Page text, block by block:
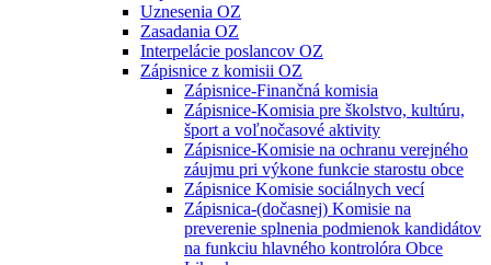
Uznesenia OZ
Zasadania OZ
Interpelácie poslancov OZ
Zápisnice z komisii OZ
Zápisnice-Finančná komisia
Zápisnice-Komisia pre školstvo, kultúru,
šport a voľnočasové aktivity
Zápisnice-Komisie na ochranu verejného
záujmu pri výkone funkcie starostu obce
Zápisnice Komisie sociálnych vecí
Zápisnica-(dočasnej) Komisie na
preverenie splnenia podmienok kandidátov
na funkciu hlavného kontrolóra Obce